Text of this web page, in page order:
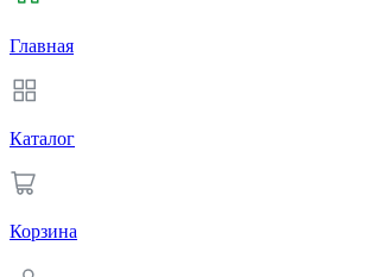
Главная
Каталог
Корзина